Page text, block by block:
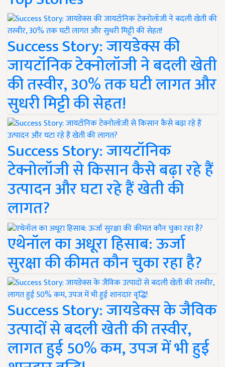
Success Story: जायडेक्स की
जायटॉनिक टेक्नोलॉजी ने बदली खेती
की तस्वीर, 30% तक घटी लागत और
सुधरी मिट्टी की सेहत!
Success Story: जायटॉनिक
टेक्नोलॉजी से किसान कैसे बढ़ा रहे हैं
उत्पादन और घटा रहे हैं खेती की
लागत?
एथेनॉल का अधूरा हिसाब: ऊर्जा
सुरक्षा की कीमत कौन चुका रहा है?
Success Story: जायडेक्स के जैविक
उत्पादों से बदली खेती की तस्वीर,
लागत हुई 50% कम, उपज में भी हुई